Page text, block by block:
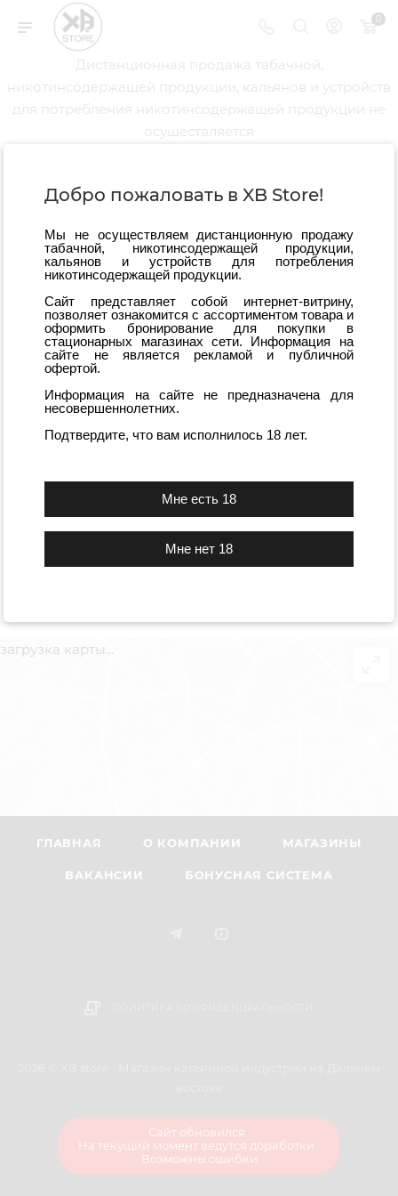
Дистанционная продажа табачной,
никотинсодержащей продукции, кальянов и устройств
для потребления никотинсодержащей продукции не
осуществляется
0
АДРЕС
проспект 60-летия
Октября, 67
РЕЖИМ РАБОТЫ
9:00-23:00
ТЕЛЕФОН
+79144018450
загрузка карты...
ГЛАВНАЯ О КОМПАНИИ МАГАЗИНЫ
ВАКАНСИИ БОНУСНАЯ СИСТЕМА
Сайт обновился.
На текущий момент ведутся доработки.
Возможны ошибки
Добро пожаловать в XB Store!
Мы не осуществляем дистанционную продажу
табачной, никотинсодержащей продукции,
кальянов и устройств для потребления
никотинсодержащей продукции.
Сайт представляет собой интернет-витрину,
позволяет ознакомится с ассортиментом товара и
оформить бронирование для покупки в
стационарных магазинах сети. Информация на
сайте не является рекламой и публичной
офертой.
Информация на сайте не предназначена для
несовершеннолетних.
Подтвердите, что вам исполнилось 18 лет.
Мне нет 18